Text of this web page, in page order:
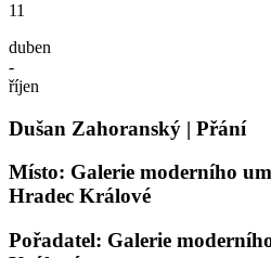
11
duben
-
říjen
Dušan Zahoranský | Přání
Místo: Galerie moderního
Hradec Králové
Pořadatel: Galerie